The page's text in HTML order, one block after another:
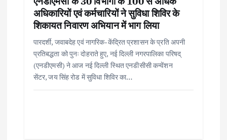
अधिकारियों एवं कर्मचारियों ने सुविधा शिविर के
शिकायत निवारण अभियान में भाग लिया
पारदर्शी, जवाबदेह एवं नागरिक-केंद्रित प्रशासन के प्रति अपनी
प्रतिबद्धता को पुनः दोहराते हुए, नई दिल्ली नगरपालिका परिषद्
(एनडीएमसी) ने आज नई दिल्ली स्थित एनडीसीसी कन्वेंशन
सेंटर, जय सिंह रोड में सुविधा शिविर का…